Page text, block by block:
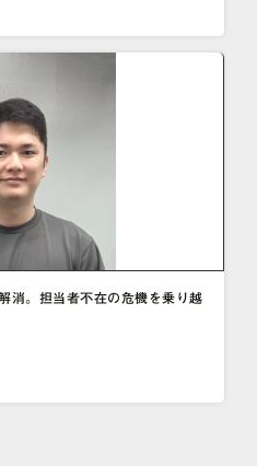
消。担当者不在の危機を乗り越